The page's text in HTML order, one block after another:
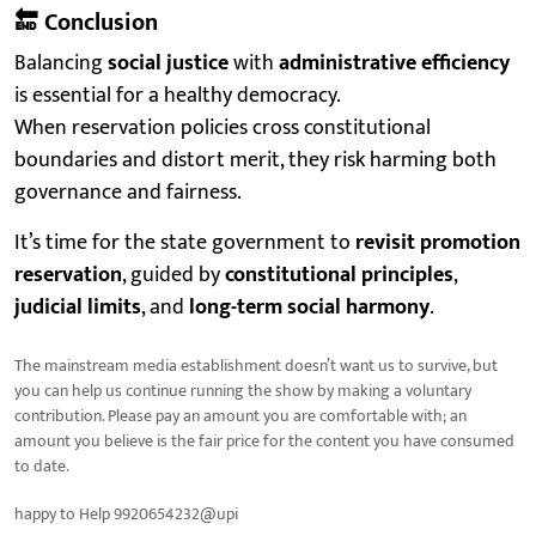
🔚Conclusion
Balancingsocial justicewithadministrative efficiency
is essential for a healthy democracy.
When reservation policies cross constitutional
boundaries and distort merit, they risk harming both
governance and fairness.
It’s time for the state government to revisit promotion
reservation, guided byconstitutional principles,
judicial limits, and long-term social harmony.
The mainstream media establishment doesn’t want us to survive, but
you can help us continue running the show by making a voluntary
contribution. Please pay an amount you are comfortable with; an
amount you believe is the fair price for the content you have consumed
to date.
happy to Help 9920654232@upi